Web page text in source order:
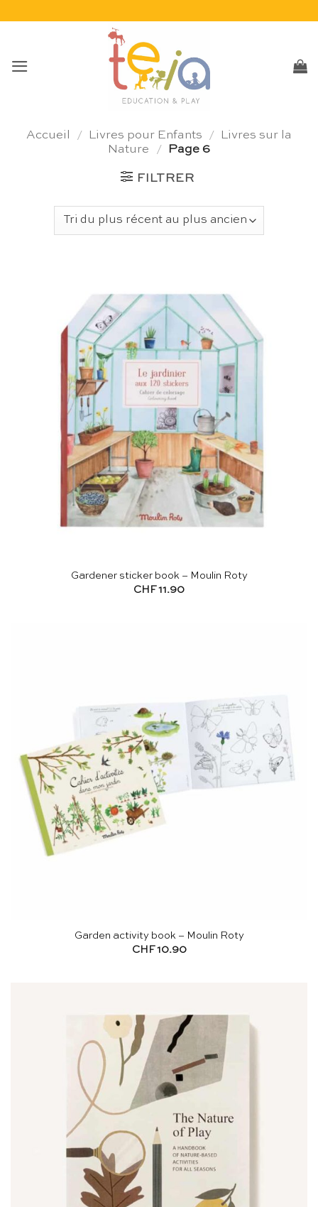
Accueil / Livres pour Enfants /
Livres sur la
Nature
/ Page 6
FILTRER
Gardener sticker book – Moulin Roty
CHF11.90
Garden activity book – Moulin Roty
CHF10.90